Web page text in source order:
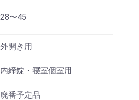
28〜45
外開き用
内締錠・寝室個室用
廃番予定品